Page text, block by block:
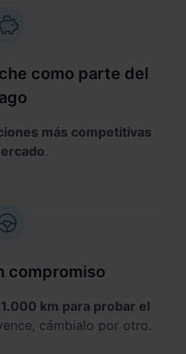
como parte del
más competitivas
.
compromiso
km para probar el
cámbialo por otro.